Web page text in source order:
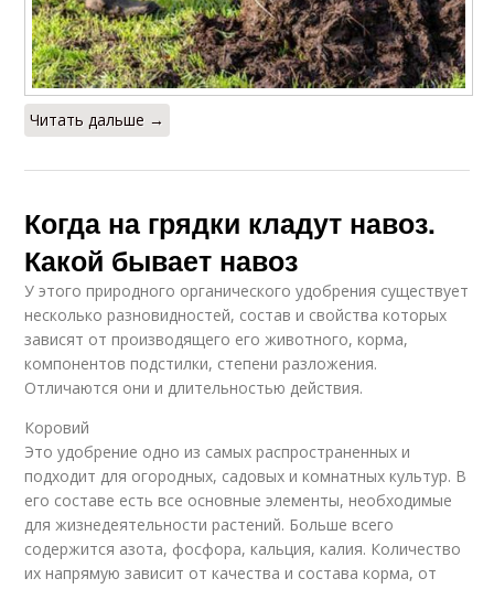
Читать дальше →
Когда на грядки кладут навоз.
Какой бывает навоз
У этого природного органического удобрения существует
несколько разновидностей, состав и свойства которых
зависят от производящего его животного, корма,
компонентов подстилки, степени разложения.
Отличаются они и длительностью действия.
Коровий
Это удобрение одно из самых распространенных и
подходит для огородных, садовых и комнатных культур. В
его составе есть все основные элементы, необходимые
для жизнедеятельности растений. Больше всего
содержится азота, фосфора, кальция, калия. Количество
их напрямую зависит от качества и состава корма, от